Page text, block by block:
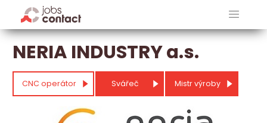
NERIA INDUSTRY a.s.
CNC operátor Svářeč Mistr výroby